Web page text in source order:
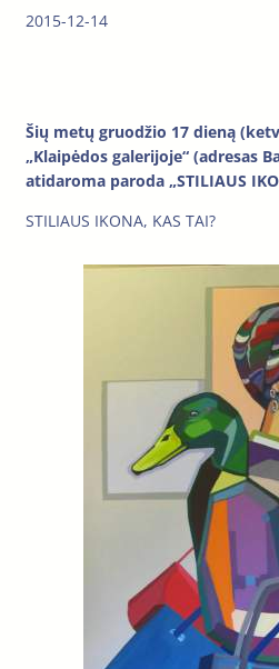
2015-12-14
Šių metų gruodžio 17 dieną
„Klaipėdos galerijoje“ (adresas
atidaroma paroda „STILIAUS
STILIAUS IKONA, KAS TAI?